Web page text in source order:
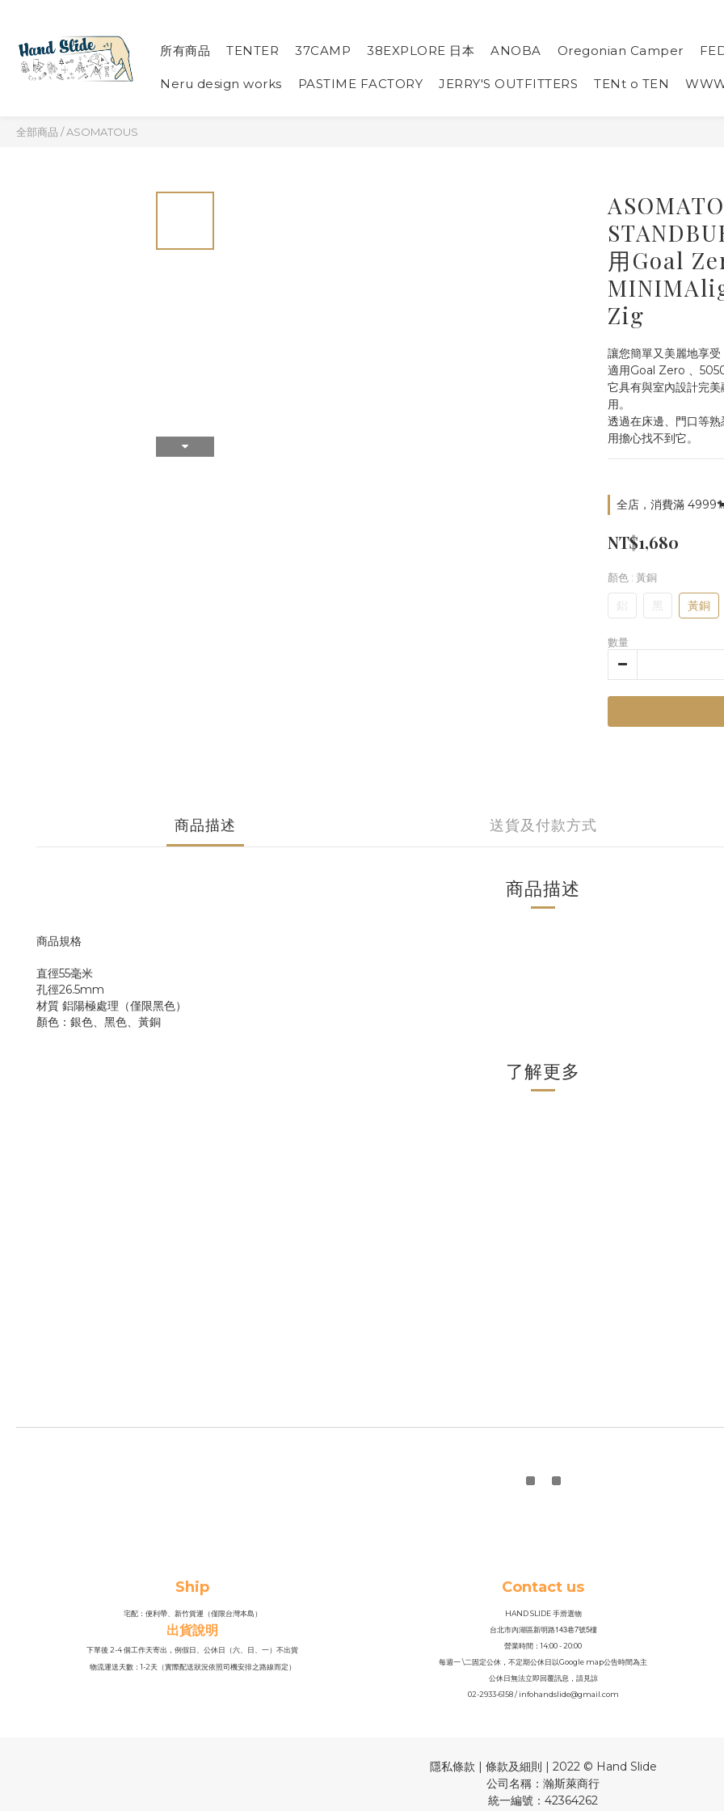
所有商品 TENTER 37CAMP 38EXPLORE 日本 ANOBA Oregonian Camper
Neru design works PASTIME FACTORY JERRY'S OUTFITTERS TENt o TEN
全部商品 /ASOMATOUS
用Goal
Zig
讓您簡單又美麗地享
適用Goal Zero 、
它具有與室內設計完
用。
透過在床邊、門口等
用擔心找不到它。
全店，消費滿
NT$1,680
顏色 : 黃銅
鋁 黑 黃銅
數量
商品描述 送貨及付款方式
商品描述
商品規格
直徑55毫米
孔徑26.5mm
材質 鋁陽極處理（僅限黑色）
顏色：銀色、黑色、黃銅
了解更多
Ship
宅配：便利帶、新竹貨運（僅限台灣本島）
出貨說明
下單後 2-4 個工作天寄出，例假日、公休日（六、日、一）不出貨
物流運送天數：1-2天（實際配送狀況依照司機安排之路線而定）
Contact us
HAND SLIDE 手滑選物
台北市內湖區新明路143巷7號5樓
營業時間：14:00 - 20:00
每週一 \二固定公休，不定期公休日以Google map公告時間為主
公休日無法立即回覆訊息，請見諒
02-2933-6158 / infohandslide@gmail.com
隱私條款 | 條款及細則 | 2022 © Hand Slide
公司名稱：瀚斯萊商行
統一編號：42364262